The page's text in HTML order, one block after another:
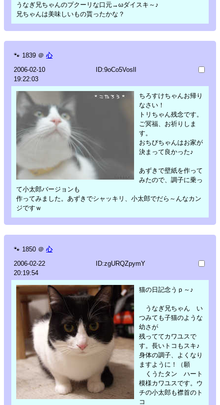
うなぎ兄ちゃんのプクーリな口元→ωダイスキ～♪
兄ちゃんは美味しいもの貰ったかな？
🐾 1839 ＠ 心
2006-02-10
19:22:03
ID:9oCo5VoslI
ちろすけちゃんお帰り
なさい！
トリちゃん残念です。
ご冥福、お祈りしま
す。
おちびちゃんはお家が
決まって良かった♪
あずきで壁紙を作って
みたので、調子に乗っ
て小太郎バージョンも
作ってみました。あずきでシャッキリ、小太郎でだら～んなカン
ジですｗ
🐾 1850 ＠ 心
2006-02-22
20:19:54
ID:zgURQZpymY
猫の日記念うｐ～♪
うなぎ兄ちゃん い
つみても子猫のような
幼さが
残っててカワユスで
す。長いトコもスキ♪
身体の調子、よくなり
ますように！（願
くうたタン ハート
模様カワユスです。ウ
チの小太郎も襟首のト
コ